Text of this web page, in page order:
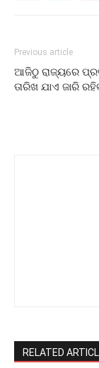
Previous article
ଆଜିଠୁ ରାଜ୍ୟରେ
ତାରିଖ ଯାଏ ଜାରି
RELATED